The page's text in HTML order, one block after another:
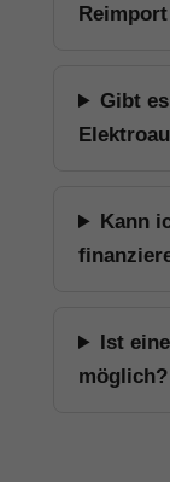
Gibt
Kann
Ist
möglich?